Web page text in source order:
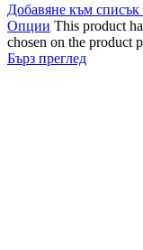
Добавяне към
Опции This product
chosen on the product
Бърз преглед